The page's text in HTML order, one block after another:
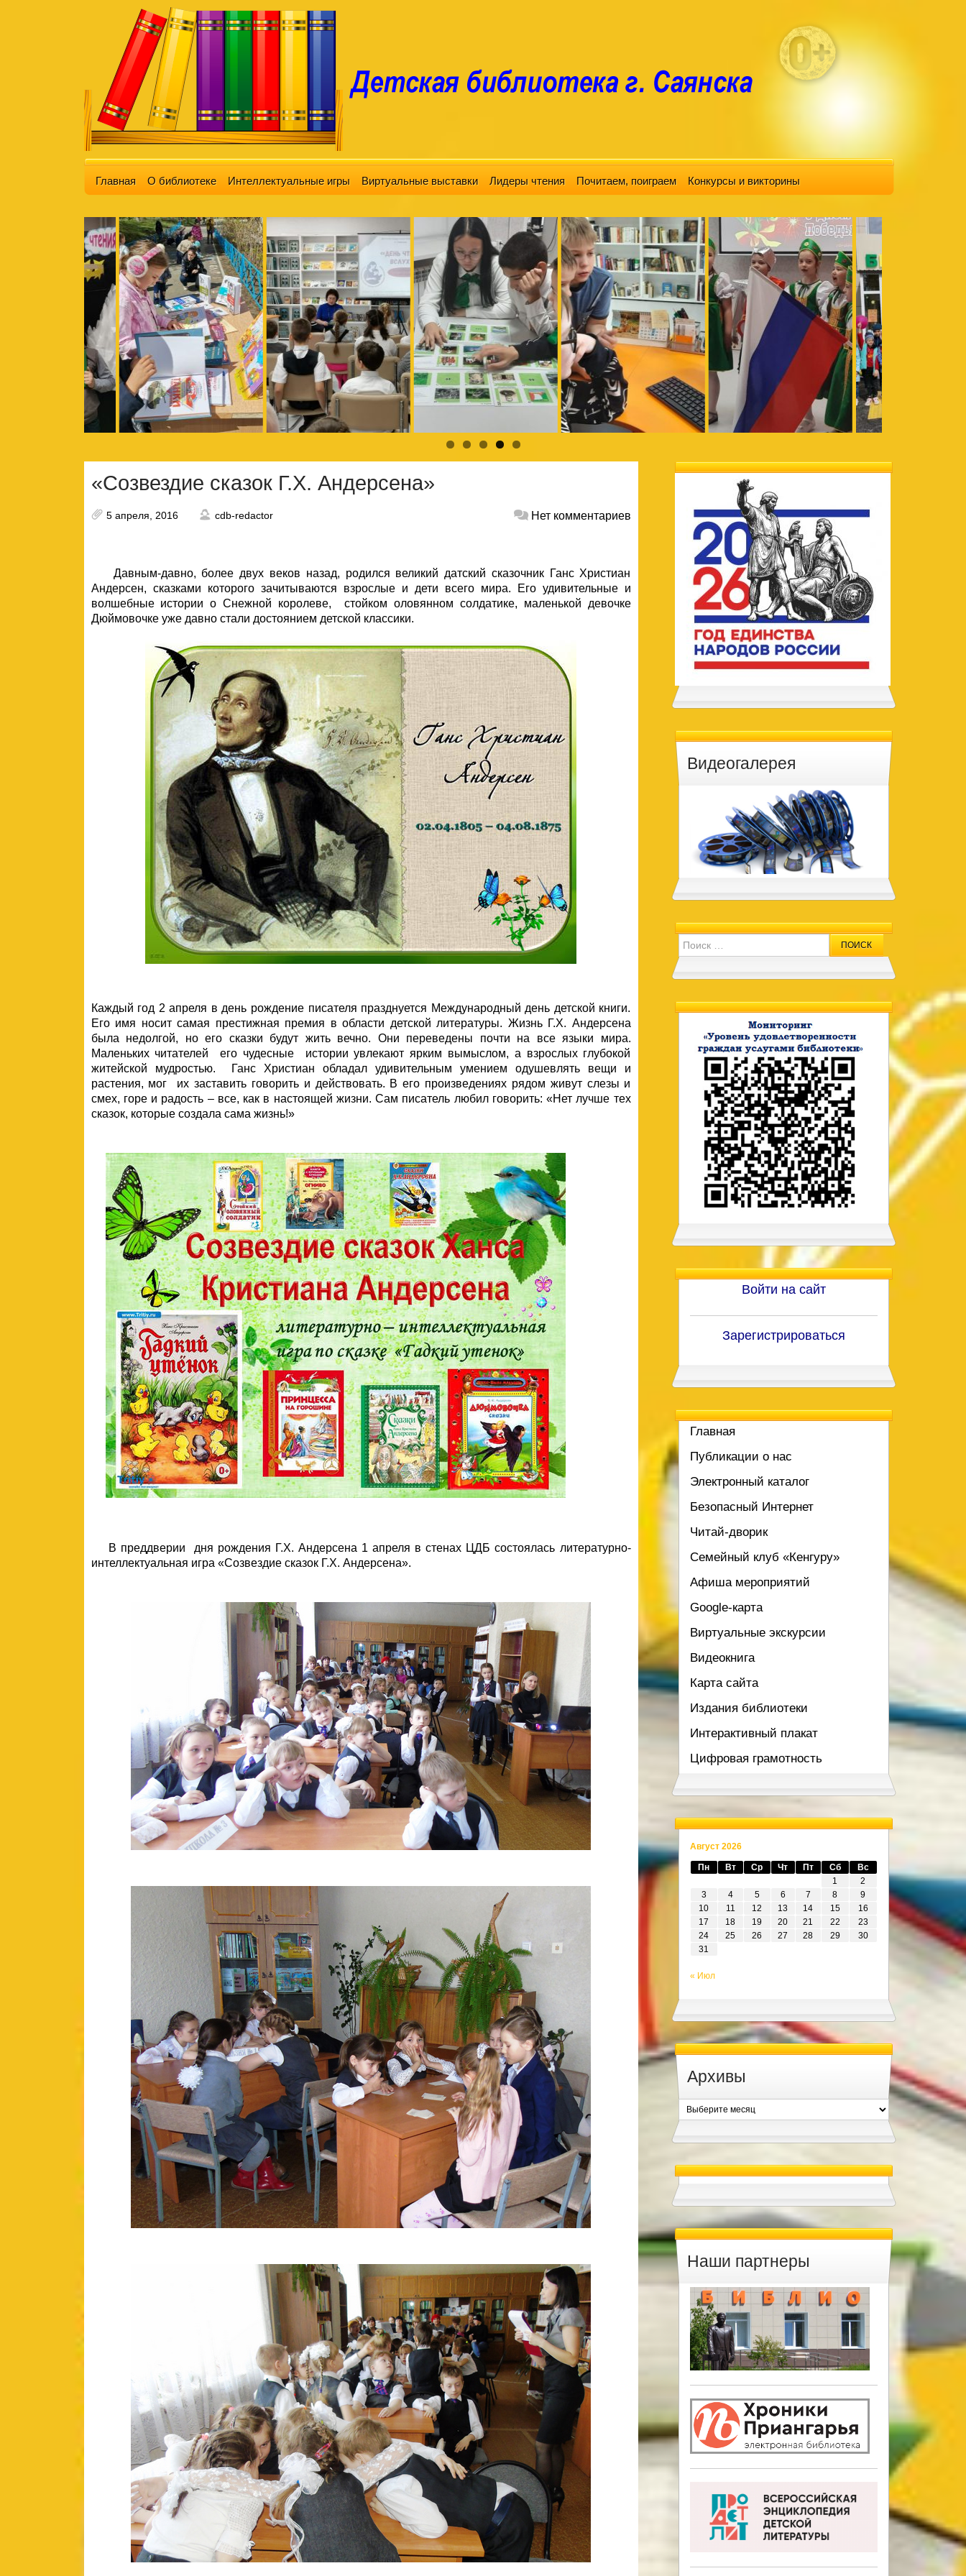
Главная О библиотеке Интеллектуальные игры Виртуальные выставки Лидеры чтения Почитаем, поиграем Конкурсы и викторины
«Созвездие сказок Г.Х. Андерсена»
5 апреля, 2016 cdb-redactor Нет комментариев
Давным-давно, более двух веков назад, родился великий датский сказочник Ганс Христиан
Андерсен, сказками которого зачитываются взрослые и дети всего мира. Его удивительные и
волшебные истории о Снежной королеве, стойком оловянном солдатике, маленькой девочке
Дюймовочке уже давно стали достоянием детской классики.
Каждый год 2 апреля в день рождение писателя празднуется Международный день детской книги.
Его имя носит самая престижная премия в области детской литературы. Жизнь Г.Х. Андерсена
была недолгой, но его сказки будут жить вечно. Они переведены почти на все языки мира.
Маленьких читателей его чудесные истории увлекают ярким вымыслом, а взрослых глубокой
житейской мудростью. Ганс Христиан обладал удивительным умением одушевлять вещи и
растения, мог их заставить говорить и действовать. В его произведениях рядом живут слезы и
смех, горе и радость – все, как в настоящей жизни. Сам писатель любил говорить: «Нет лучше тех
сказок, которые создала сама жизнь!»
В преддверии дня рождения Г.Х. Андерсена 1 апреля в стенах ЦДБ состоялась литературно-
интеллектуальная игра «Созвездие сказок Г.Х. Андерсена».
Видеогалерея
Search for:
Войти на сайт
Зарегистрироваться
Главная
Публикации о нас
Электронный каталог
Безопасный Интернет
Читай-дворик
Семейный клуб «Кенгуру»
Афиша мероприятий
Google-карта
Виртуальные экскурсии
Видеокнига
Карта сайта
Издания библиотеки
Интерактивный плакат
Цифровая грамотность
Август 2026
Пн Вт Ср Чт Пт Сб
Вс
1
2
3
4 5 6 7 8
9
10
11 12 13 14 15
16
17
18 19 20 21 22
23
24
25 26 27 28 29
30
31
« Июл
Архивы
Архивы
Наши партнеры